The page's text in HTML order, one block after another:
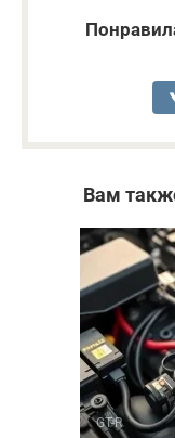
Вам
GT-R